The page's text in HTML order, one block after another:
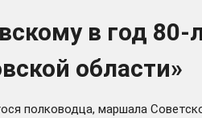
в год
области»
полководца, маршала